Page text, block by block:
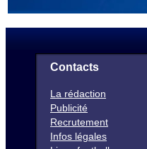
Contacts
La rédaction
Publicité
Recrutement
Infos légales